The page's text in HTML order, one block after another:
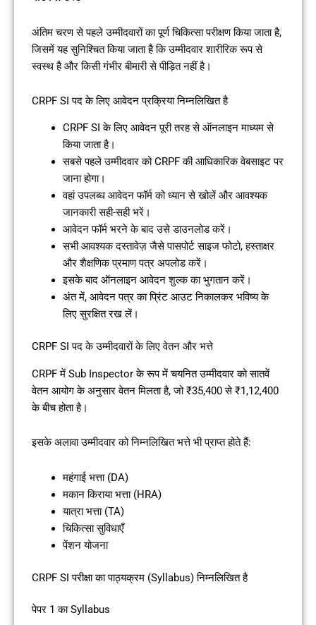
अंतिम चरण से पहले उम्मीदवारों का पूर्ण चिकित्सा परीक्षण किया जाता है,
जिसमें यह सुनिश्चित किया जाता है कि उम्मीदवार शारीरिक रूप से
स्वस्थ है और किसी गंभीर बीमारी से पीड़ित नहीं है।
CRPF SI पद के लिए आवेदन प्रक्रिया निम्नलिखित है
CRPF SI के लिए आवेदन पूरी तरह से ऑनलाइन माध्यम से
किया जाता है।
सबसे पहले उम्मीदवार को CRPF की आधिकारिक वेबसाइट पर
जाना होगा।
वहां उपलब्ध आवेदन फॉर्म को ध्यान से खोलें और आवश्यक
जानकारी सही-सही भरें।
आवेदन फॉर्म भरने के बाद उसे डाउनलोड करें।
सभी आवश्यक दस्तावेज़ जैसे पासपोर्ट साइज फोटो, हस्ताक्षर
और शैक्षणिक प्रमाण पत्र अपलोड करें।
इसके बाद ऑनलाइन आवेदन शुल्क का भुगतान करें।
अंत में, आवेदन पत्र का प्रिंट आउट निकालकर भविष्य के
लिए सुरक्षित रख लें।
CRPF SI पद के उम्मीदवारों के लिए वेतन और भत्ते
CRPF में Sub Inspector के रूप में चयनित उम्मीदवार को सातवें
वेतन आयोग के अनुसार वेतन मिलता है, जो ₹35,400 से ₹1,12,400
के बीच होता है।
इसके अलावा उम्मीदवार को निम्नलिखित भत्ते भी प्राप्त होते हैं:
महंगाई भत्ता (DA)
मकान किराया भत्ता (HRA)
यात्रा भत्ता (TA)
चिकित्सा सुविधाएँ
पेंशन योजना
CRPF SI परीक्षा का पाठ्यक्रम (Syllabus) निम्नलिखित है
पेपर 1 का Syllabus